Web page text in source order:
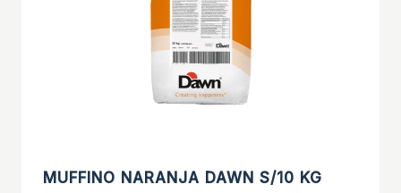
MUFFINO NARANJA DAWN S/10 KG